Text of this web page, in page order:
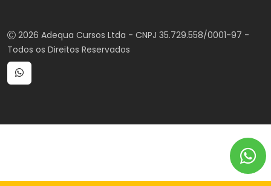
2026 Adequa Cursos Ltda - CNPJ 35.729.558/0001-97 -
Todos os Direitos Reservados